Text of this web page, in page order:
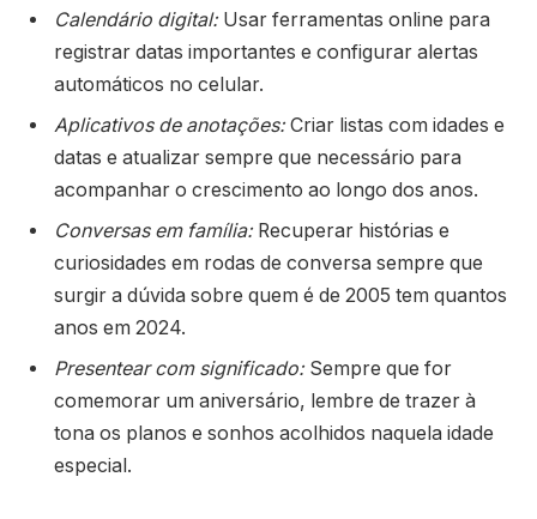
Calendário digital:Usar ferramentas online para
registrar datas importantes e configurar alertas
automáticos no celular.
Aplicativos de anotações:Criar listas com idades e
datas e atualizar sempre que necessário para
acompanhar o crescimento ao longo dos anos.
Conversas em família:Recuperar histórias e
curiosidades em rodas de conversa sempre que
surgir a dúvida sobre quem é de 2005 tem quantos
anos em 2024.
Presentear com significado:Sempre que for
comemorar um aniversário, lembre de trazer à
tona os planos e sonhos acolhidos naquela idade
especial.